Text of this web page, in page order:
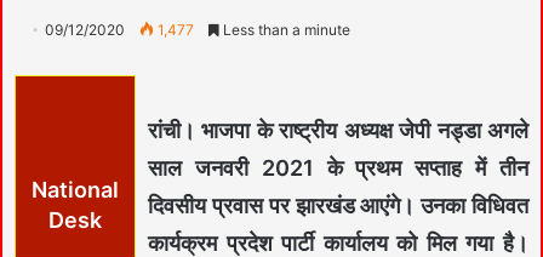
09/12/2020 1,477 Less than a minute
National
Desk
रांची। भाजपा के राष्ट्रीय अध्यक्ष जेपी नड्डा अगले
साल जनवरी 2021 के प्रथम सप्ताह में तीन
दिवसीय प्रवास पर झारखंड आएंगे। उनका विधिवत
कार्यक्रम प्रदेश पार्टी कार्यालय को मिल गया है।